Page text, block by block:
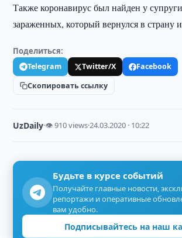
Также коронавирус был найден у
зараженных, который вернулся в страну
Поделиться:
Telegram Twitter/X
Facebook
Скопировать ссылку
UzDaily·👁 910 views·24.03.2020 · 10:22
Будьте в курсе событий
Получайте главные новости,
репортажи и оперативные
вам удобно.
Подписывайтесь на наш